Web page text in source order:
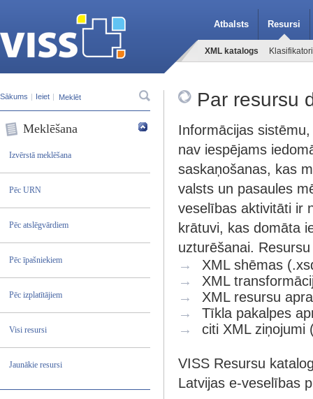
Atbalsts Resursi
XML katalogs Klasifikatori
Sākums | Ieiet |
Meklēšana
Izvērstā meklēšana
Pēc URN
Pēc atslēgvārdiem
Pēc īpašniekiem
Pēc izplatītājiem
Visi resursi
Jaunākie resursi
Par resursu
Informācijas
nav iespējams
saskaņošanas, kas
valsts un pasaules
veselības aktivitāti ir
krātuvi, kas domāta
uzturēšanai.
→
XML shēmas
→
XML
→
XML resursu
→
Tīkla pakalpes
→
citi XML ziņojumi
VISS Resursu
Latvijas e-veselības